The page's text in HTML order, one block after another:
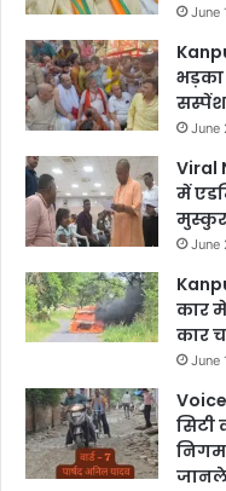
June
भड़का
June
Viral
में
June
कार
कार
June
सिटी